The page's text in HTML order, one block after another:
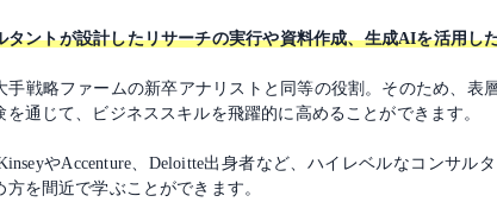
タントが設計したリサーチの実行や資料作成、生成AIを活用し
戦略ファームの新卒アナリストと同等の役割。そのため、表
通じて、ビジネススキルを飛躍的に高めることができます。
やAccenture、Deloitte出身者など、ハイレベルなコンサ
を間近で学ぶことができます。